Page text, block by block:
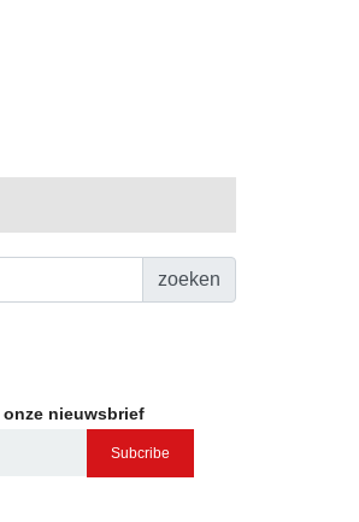
zoeken
nieuwsbrief
Subcribe